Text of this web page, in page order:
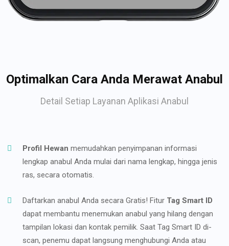
Optimalkan Cara Anda Merawat Anabul
Detail Setiap Layanan Aplikasi Anabul
Profil Hewan memudahkan penyimpanan informasi
lengkap anabul Anda mulai dari nama lengkap, hingga jenis
ras, secara otomatis.
Daftarkan anabul Anda secara Gratis! Fitur Tag Smart ID
dapat membantu menemukan anabul yang hilang dengan
tampilan lokasi dan kontak pemilik. Saat Tag Smart ID di-
scan, penemu dapat langsung menghubungi Anda atau